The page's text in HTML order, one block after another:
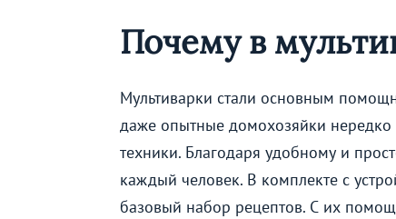
Почему в
Мультиварки стали основным
даже опытные домохозяйки нередко
техники. Благодаря удобному и
каждый человек. В комплекте с
базовый набор рецептов. С их